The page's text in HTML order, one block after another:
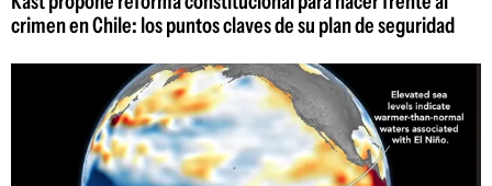
crimen en Chile: los puntos claves de su plan de seguridad